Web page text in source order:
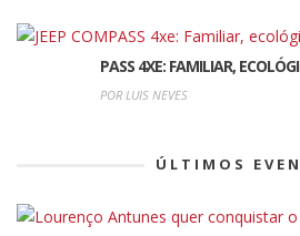
PASS 4XE: FAMILIAR,
POR LUIS NEVES
ÚLTIMOS